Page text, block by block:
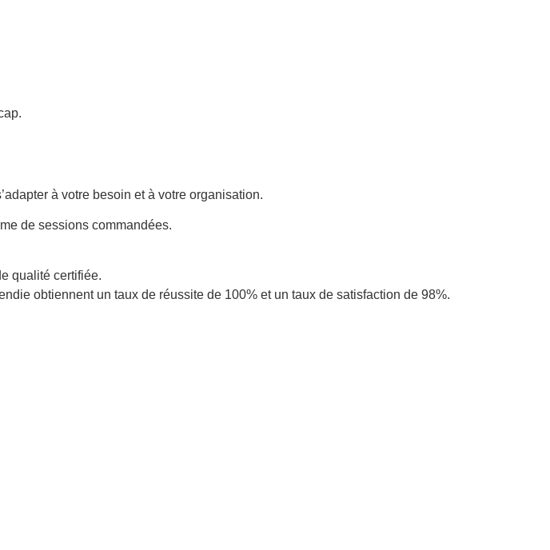
à votre besoin et à votre organisation.
de sessions commandées.
qualité certifiée.
obtiennent un taux de réussite de 100% et un taux de satisfaction de 98%.